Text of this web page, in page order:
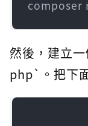
然後，建立
php`。把下